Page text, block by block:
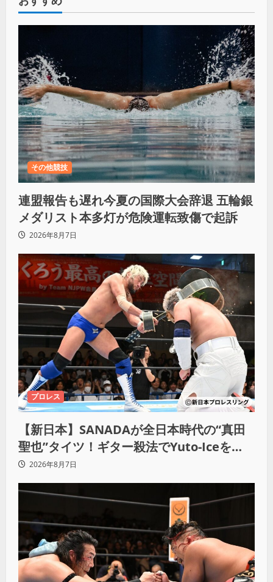
その他競技
連盟報告も遅れ今夏の国際大会辞退 五輪銀
メダリスト本多灯が危険運転致傷で起訴
2026年8月7日
プロレス
【新日本】SANADAが全日本時代の“真田
聖也”タイツ！ギター殺法でYuto-Iceを
KO「俺と闘う時は考えろ。感じるな」
2026年8月7日